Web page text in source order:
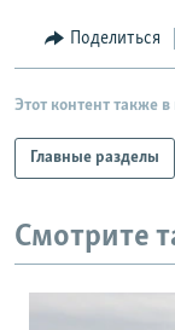
Все сайты
Поделиться
Этот контент также в
Главные разделы
Смотрите